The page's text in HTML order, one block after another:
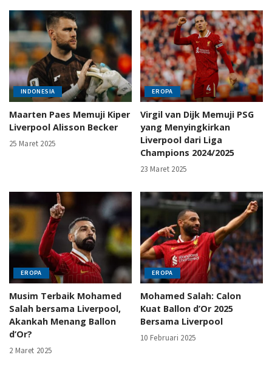
INDONESIA
Maarten Paes Memuji Kiper
Liverpool Alisson Becker
25 Maret 2025
EROPA
Virgil van Dijk Memuji PSG
yang Menyingkirkan
Liverpool dari Liga
Champions 2024/2025
23 Maret 2025
EROPA
Musim Terbaik Mohamed
Salah bersama Liverpool,
Akankah Menang Ballon
d’Or?
2 Maret 2025
EROPA
Mohamed Salah: Calon
Kuat Ballon d’Or 2025
Bersama Liverpool
10 Februari 2025